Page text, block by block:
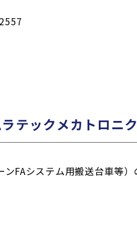
テックメカトロニ
FAシステム用搬送台車等